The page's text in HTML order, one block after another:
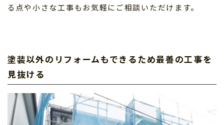
る点や小さな工事もお気軽にご相談いただけます。
塗装以外のリフォームもできるため最善の工事を
見抜ける